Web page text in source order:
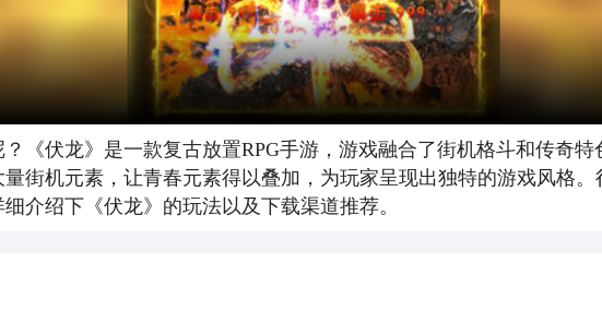
《伏龙》是一款复古放置RPG手游，游戏融合了街机格斗和传奇
街机元素，让青春元素得以叠加，为玩家呈现出独特的游戏风格
介绍下《伏龙》的玩法以及下载渠道推荐。